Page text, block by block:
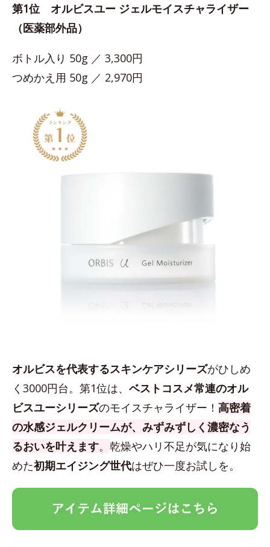
第1位 オルビスユー ジェルモイスチャライザー
（医薬部外品）
ボトル入り 50g ／ 3,300円
つめかえ用 50g ／ 2,970円
オルビスを代表するスキンケアシリーズがひしめ
く3000円台。第1位は、 ベストコスメ常連のオル
ビスユーシリーズのモイスチャライザー！ 高密着
の水感ジェルクリームが、みずみずしく濃密なう
るおいを叶えます。 乾燥やハリ不足が気になり始
めた初期エイジング世代はぜひ一度お試しを。